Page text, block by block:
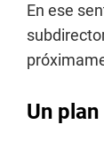
En ese
Un